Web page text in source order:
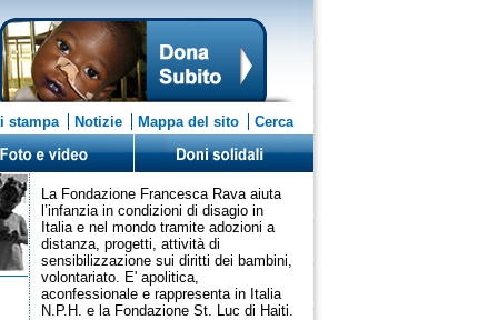
stampa Notizie Mappa del sito Cerca
La Fondazione Francesca Rava aiuta
l’infanzia in condizioni di disagio in
Italia e nel mondo tramite adozioni a
distanza, progetti, attività di
sensibilizzazione sui diritti dei bambini,
volontariato. E' apolitica,
aconfessionale e rappresenta in Italia
N.P.H. e la Fondazione St. Luc di Haiti.